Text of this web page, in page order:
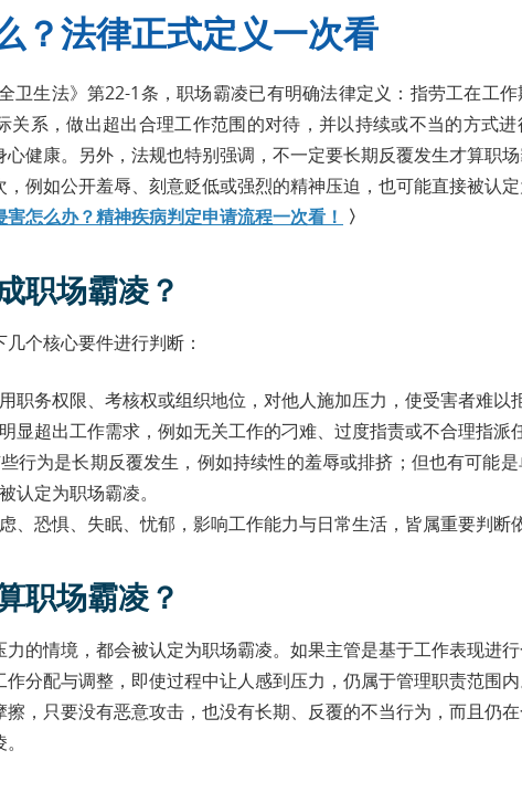
？法律正式定义一次看
卫生法》第22-1条，职场霸凌已有明确法律定义：指劳工在工
关系，做出超出合理工作范围的对待，并以持续或不当的方式
健康。另外，法规也特别强调，不一定要长期反覆发生才算职
例如公开羞辱、刻意贬低或强烈的精神压迫，也可能直接被认定
怎么办？精神疾病判定申请流程一次看！ 〉
职场霸凌？
个核心要件进行判断：
职务权限、考核权或组织地位，对他人施加压力，使受害者难以
显超出工作需求，例如无关工作的刁难、过度指责或不合理指派任
行为是长期反覆发生，例如持续性的羞辱或排挤；但也有可能
认定为职场霸凌。
、恐惧、失眠、忧郁，影响工作能力与日常生活，皆属重要判断依
职场霸凌？
的情境，都会被认定为职场霸凌。如果主管是基于工作表现进行
分配与调整，即使过程中让人感到压力，仍属于管理职责范围
，只要没有恶意攻击，也没有长期、反覆的不当行为，而且仍在